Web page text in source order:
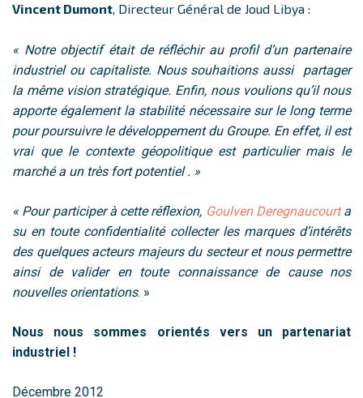
Vincent Dumont, Directeur Général de Joud Libya :
« Notre objectif était de réfléchir au profil d’un partenaire
industriel ou capitaliste. Nous souhaitions aussi partager
la même vision stratégique. Enfin, nous voulions qu’il nous
apporte également la stabilité nécessaire sur le long terme
pour poursuivre le développement du Groupe. En effet, il est
vrai que le contexte géopolitique est particulier mais le
marché a un très fort potentiel . »
« Pour participer à cette réflexion, Goulven Deregnaucourta
su en toute confidentialité collecter les marques d’intérêts
des quelques acteurs majeurs du secteur et nous permettre
ainsi de valider en toute connaissance de cause nos
nouvelles orientations. »
Nous nous sommes orientés vers un partenariat
industriel !
Décembre 2012